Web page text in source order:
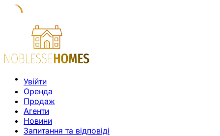
Увійти
Оренда
Продаж
Агенти
Новини
Запитання та відповіді